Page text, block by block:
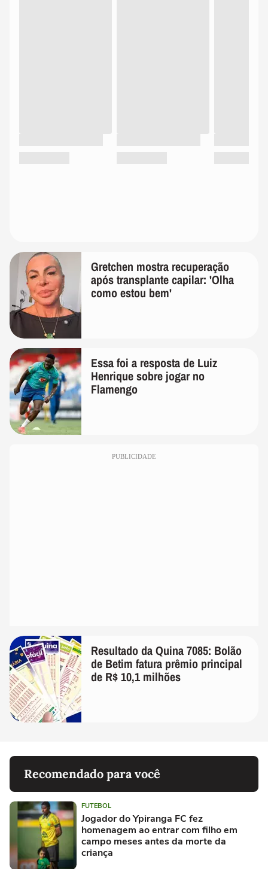
Gretchen mostra recuperação
após transplante capilar: 'Olha
como estou bem'
Essa foi a resposta de Luiz
Henrique sobre jogar no
Flamengo
PUBLICIDADE
Resultado da Quina 7085: Bolão
de Betim fatura prêmio principal
de R$ 10,1 milhões
Recomendado para você
FUTEBOL
Jogador do Ypiranga FC fez
homenagem ao entrar com filho em
campo meses antes da morte da
criança